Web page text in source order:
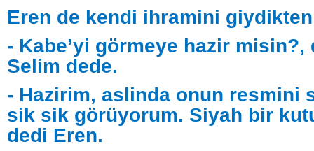
Eren de kendi ihramini
- Kabe’yi görmeye hazir
Selim dede.
- Hazirim, aslinda onun resmini
sik sik görüyorum. Siyah bir
dedi Eren.